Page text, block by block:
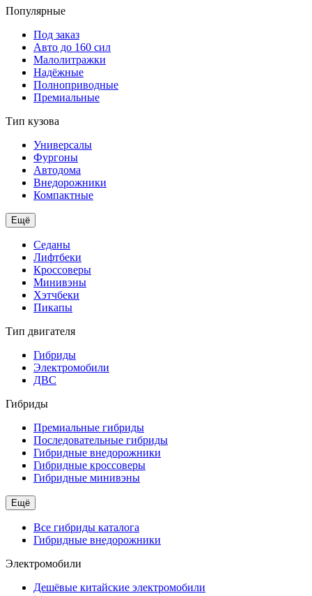
Популярные
Под заказ
Авто до 160 сил
Малолитражки
Надёжные
Полноприводные
Премиальные
Тип кузова
Универсалы
Фургоны
Автодома
Внедорожники
Компактные
Ещё
Седаны
Лифтбеки
Кроссоверы
Минивэны
Хэтчбеки
Пикапы
Тип двигателя
Гибриды
Электромобили
ДВС
Гибриды
Премиальные гибриды
Последовательные гибриды
Гибридные внедорожники
Гибридные кроссоверы
Гибридные минивэны
Ещё
Все гибриды каталога
Гибридные внедорожники
Электромобили
Дешёвые китайские электромобили